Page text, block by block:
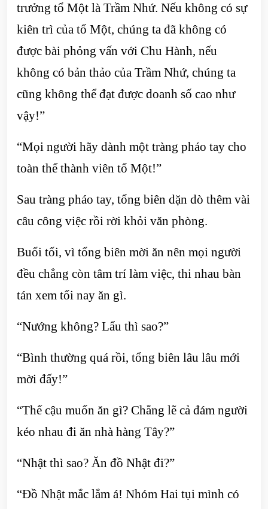
trưởng tổ Một là Trầm Nhứ. Nếu không có sự
kiên trì của tổ Một, chúng ta đã không có
được bài phỏng vấn với Chu Hành, nếu
không có bản thảo của Trầm Nhứ, chúng ta
cũng không thể đạt được doanh số cao như
vậy!”
“Mọi người hãy dành một tràng pháo tay cho
toàn thể thành viên tổ Một!”
Sau tràng pháo tay, tổng biên dặn dò thêm vài
câu công việc rồi rời khỏi văn phòng.
Buổi tối, vì tổng biên mời ăn nên mọi người
đều chẳng còn tâm trí làm việc, thi nhau bàn
tán xem tối nay ăn gì.
“Nướng không? Lẩu thì sao?”
“Bình thường quá rồi, tổng biên lâu lâu mới
mời đấy!”
“Thế cậu muốn ăn gì? Chẳng lẽ cả đám người
kéo nhau đi ăn nhà hàng Tây?”
“Nhật thì sao? Ăn đồ Nhật đi?”
“Đồ Nhật mắc lắm á! Nhóm Hai tụi mình có